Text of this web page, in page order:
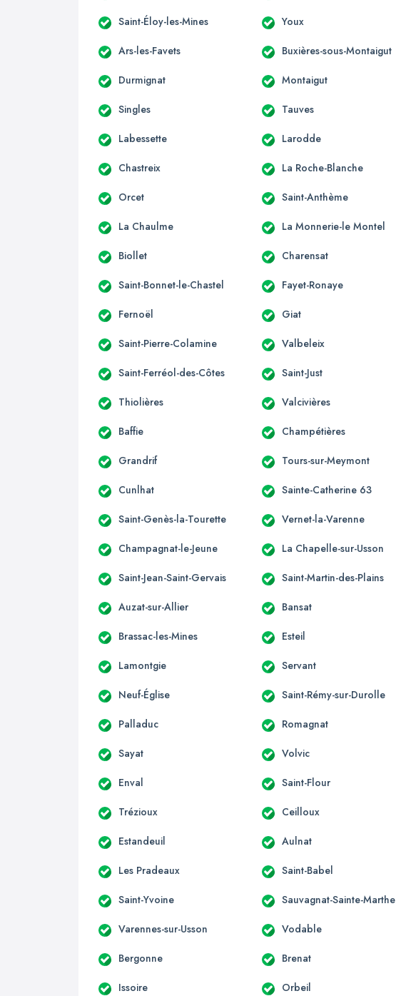
Saint-Éloy-les-Mines Youx
Ars-les-Favets Buxières-sous-Montaigut
Durmignat Montaigut
Singles Tauves
Labessette Larodde
Chastreix La Roche-Blanche
Orcet Saint-Anthème
La Chaulme La Monnerie-le Montel
Biollet Charensat
Saint-Bonnet-le-Chastel Fayet-Ronaye
Fernoël Giat
Saint-Pierre-Colamine Valbeleix
Saint-Ferréol-des-Côtes Saint-Just
Thiolières Valcivières
Baffie Champétières
Grandrif Tours-sur-Meymont
Cunlhat Sainte-Catherine 63
Saint-Genès-la-Tourette Vernet-la-Varenne
Champagnat-le-Jeune La Chapelle-sur-Usson
Saint-Jean-Saint-Gervais Saint-Martin-des-Plains
Auzat-sur-Allier Bansat
Brassac-les-Mines Esteil
Lamontgie Servant
Neuf-Église Saint-Rémy-sur-Durolle
Palladuc Romagnat
Sayat Volvic
Enval Saint-Flour
Trézioux Ceilloux
Estandeuil Aulnat
Les Pradeaux Saint-Babel
Saint-Yvoine Sauvagnat-Sainte-Marthe
Varennes-sur-Usson Vodable
Bergonne Brenat
Issoire Orbeil